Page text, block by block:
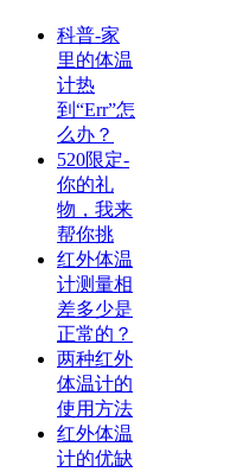
科普-家
里的体温
计热
到“Err”怎
么办？
520限定-
你的礼
物，我来
帮你挑
红外体温
计测量相
差多少是
正常的？
两种红外
体温计的
使用方法
红外体温
计的优缺